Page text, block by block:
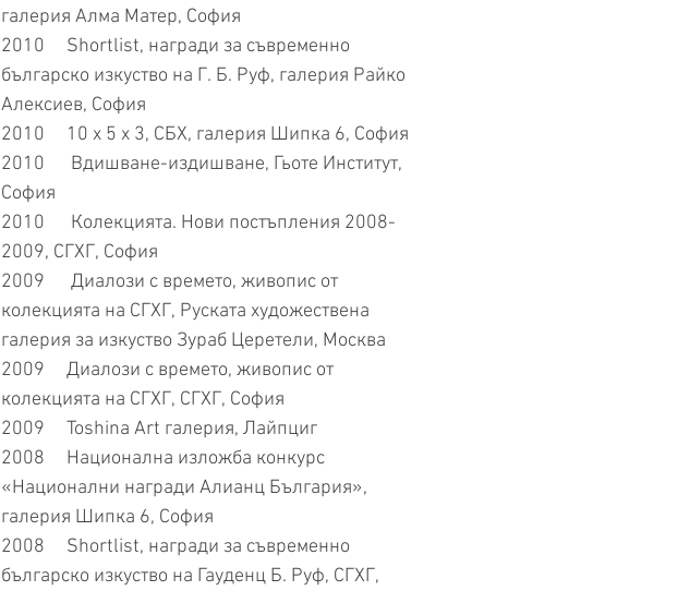
галерия Алма Матер, София
2010 Shortlist, награди за съвременно
българско изкуство на Г. Б. Руф, галерия Райко
Алексиев, София
2010 10 x 5 x 3, СБХ, галерия Шипка 6, София
2010 Вдишване-издишване, Гьоте Институт,
София
2010 Колекцията. Нови постъпления 2008-
2009, СГХГ, София
2009 Диалози с времето, живопис от
колекцията на СГХГ, Руската художествена
галерия за изкуство Зураб Церетели, Москва
2009 Диалози с времето, живопис от
колекцията на СГХГ, СГХГ, София
2009 Toshina Art галерия, Лайпциг
2008 Национална изложба конкурс
«Национални награди Алианц България»,
галерия Шипка 6, София
2008 Shortlist, награди за съвременно
българско изкуство на Гауденц Б. Руф, СГХГ,